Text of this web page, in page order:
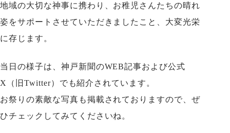
地域の大切な神事に携わり、お稚児さんたちの晴れ
姿をサポートさせていただきましたこと、大変光栄
に存じます。
当日の様子は、神戸新聞のWEB記事および公式
X（旧Twitter）でも紹介されています。
お祭りの素敵な写真も掲載されておりますので、ぜ
ひチェックしてみてくださいね。